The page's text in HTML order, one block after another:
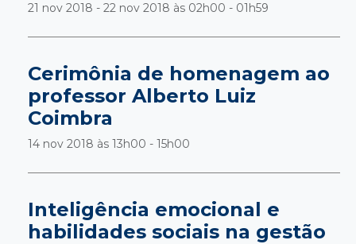
21 nov 2018 - 22 nov 2018 às 02h00 - 01h59
Cerimônia de homenagem ao
professor Alberto Luiz
Coimbra
14 nov 2018 às 13h00 - 15h00
Inteligência emocional e
habilidades sociais na gestão